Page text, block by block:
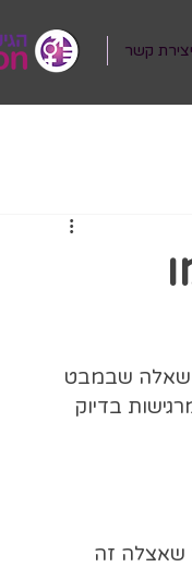
יצירת קשר
שאלה שבמבט
בדיוק
שאצלה זה